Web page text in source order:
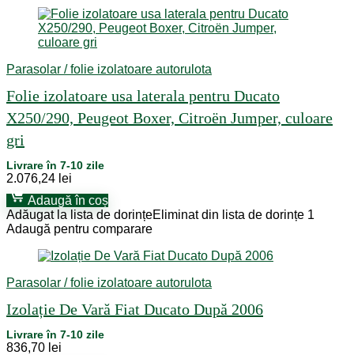
Parasolar / folie izolatoare autorulota
Folie izolatoare usa laterala pentru Ducato
X250/290, Peugeot Boxer, Citroën Jumper, culoare
gri
Livrare în 7-10 zile
2.076,24 lei
Adaugă în coș
Adăugat la lista de dorințeEliminat din lista de dorințe 1
Adaugă pentru comparare
Parasolar / folie izolatoare autorulota
Izolație De Vară Fiat Ducato După 2006
Livrare în 7-10 zile
836,70 lei